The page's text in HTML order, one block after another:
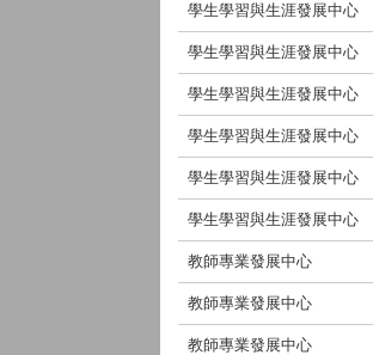
學生學習與生涯發展中心
學生學習與生涯發展中心
學生學習與生涯發展中心
學生學習與生涯發展中心
學生學習與生涯發展中心
學生學習與生涯發展中心
教師專業發展中心
教師專業發展中心
教師專業發展中心